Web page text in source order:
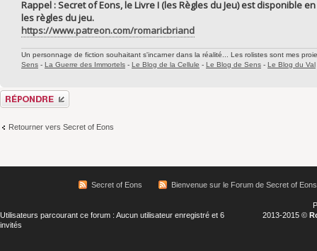
Rappel : Secret of Eons, le Livre I (les Règles du Jeu) est disponible
les règles du jeu.
https://www.patreon.com/romaricbriand
Un personnage de fiction souhaitant s'incarner dans la réalité... Les rolistes sont mes
Sens - La Guerre des Immortels - Le Blog de la Cellule - Le Blog de Sens - Le Blog du Val
Répondre
Retourner vers Secret of Eons
Secret of Eons Bienvenue sur le Forum de Secret of Eons
Utilisateurs parcourant ce forum : Aucun utilisateur enregistré et 6
invités
2013-2015 ©